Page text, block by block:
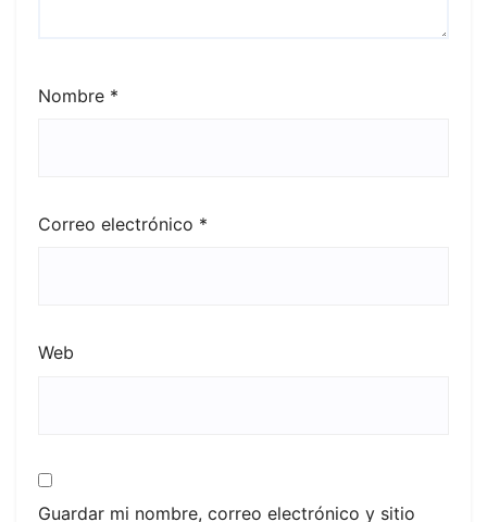
Nombre *
Correo electrónico *
Web
Guardar mi nombre, correo electrónico y sitio